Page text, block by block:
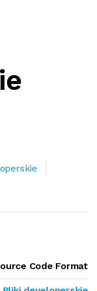
Code Format